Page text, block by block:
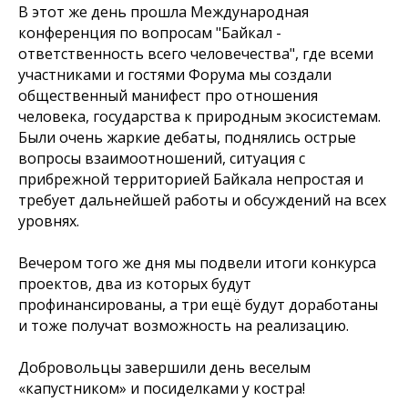
В этот же день прошла Международная
конференция по вопросам "Байкал -
ответственность всего человечества", где всеми
участниками и гостями Форума мы создали
общественный манифест про отношения
человека, государства к природным экосистемам.
Были очень жаркие дебаты, поднялись острые
вопросы взаимоотношений, ситуация с
прибрежной территорией Байкала непростая и
требует дальнейшей работы и обсуждений на всех
уровнях.
Вечером того же дня мы подвели итоги конкурса
проектов, два из которых будут
профинансированы, а три ещё будут доработаны
и тоже получат возможность на реализацию.
Добровольцы завершили день веселым
«капустником» и посиделками у костра!